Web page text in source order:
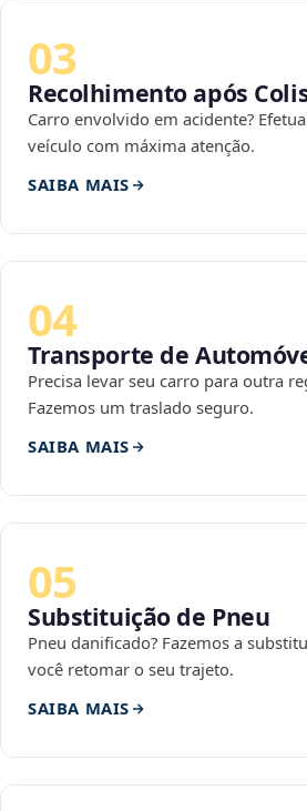
03
Recolhimento após
Carro envolvido em acidente?
veículo com máxima atenção.
SAIBA MAIS
04
Transporte de
Precisa levar seu carro para outra
Fazemos um traslado seguro.
SAIBA MAIS
05
Substituição de Pneu
Pneu danificado? Fazemos a
você retomar o seu trajeto.
SAIBA MAIS